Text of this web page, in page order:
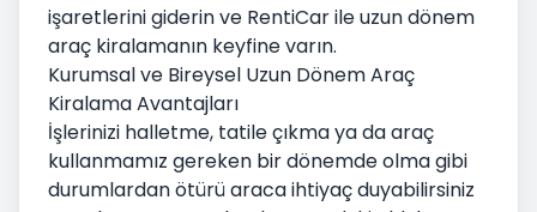
işaretlerini giderin ve RentiCar ile uzun dönem
araç kiralamanın keyfine varın.
Kurumsal ve Bireysel Uzun Dönem Araç
Kiralama Avantajları
İşlerinizi halletme, tatile çıkma ya da araç
kullanmamız gereken bir dönemde olma gibi
durumlardan ötürü araca ihtiyaç duyabilirsiniz